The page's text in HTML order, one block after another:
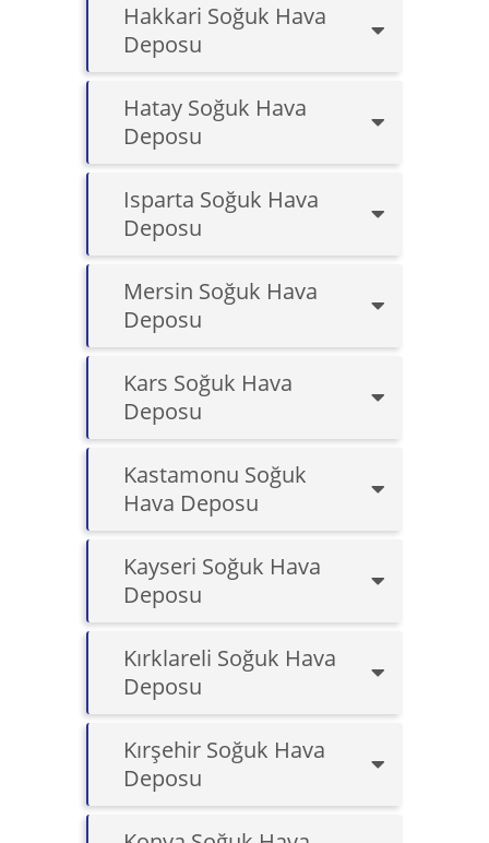
Hakkari Soğuk Hava
Deposu
Hatay Soğuk Hava
Deposu
Isparta Soğuk Hava
Deposu
Mersin Soğuk Hava
Deposu
Kars Soğuk Hava
Deposu
Kastamonu Soğuk
Hava Deposu
Kayseri Soğuk Hava
Deposu
Kırklareli Soğuk Hava
Deposu
Kırşehir Soğuk Hava
Deposu